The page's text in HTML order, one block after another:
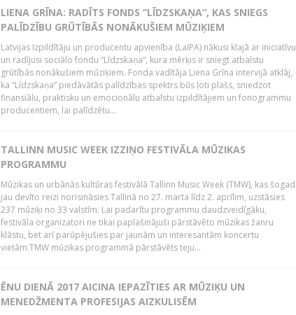
LIENA GRĪNA: RADĪTS FONDS “LĪDZSKAŅA”, KAS SNIEGS
PALĪDZĪBU GRŪTĪBĀS NONĀKUŠIEM MŪZIĶIEM
Latvijas Izpildītāju un producentu apvienība (LaIPA) nākusi klajā ar iniciatīvu
un radījusi sociālo fondu “Līdzskaņa”, kura mērķis ir sniegt atbalstu
grūtībās nonākušiem mūziķiem. Fonda vadītāja Liena Grīna intervijā atklāj,
ka “Līdzskaņa” piedāvātās palīdzības spektrs būs ļoti plašs, sniedzot
finansiālu, praktisku un emocionālu atbalstu izpildītājiem un fonogrammu
producentiem, lai palīdzētu...
TALLINN MUSIC WEEK IZZIŅO FESTIVĀLA MŪZIKAS
PROGRAMMU
Mūzikas un urbānās kultūras festivālā Tallinn Music Week (TMW), kas šogad
jau devīto reizi norisināsies Tallinā no 27. marta līdz 2. aprīlim, uzstāsies
237 mūziķi no 33 valstīm. Lai padarītu programmu daudzveidīgāku,
festivāla organizatori ne tikai paplašinājuši pārstāvēto mūzikas žanru
klāstu, bet arī parūpējušies par jaunām un interesantām koncertu
vietām.TMW mūzikas programmā pārstāvēts teju...
ĒNU DIENĀ 2017 AICINA IEPAZĪTIES AR MŪZIĶU UN
MENEDŽMENTA PROFESIJAS AIZKULISĒM